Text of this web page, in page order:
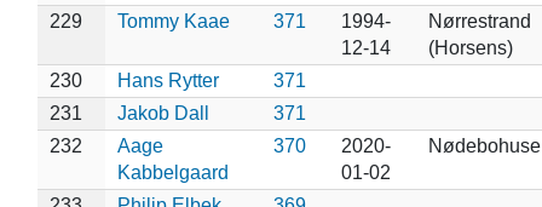
229 Tommy Kaae 371
1994-
12-14
Nørrestrand
(Horsens)
230
Hans Rytter
371
231
Jakob Dall
371
232
Aage
Kabbelgaard
370
2020-
01-02
Nødebohuse